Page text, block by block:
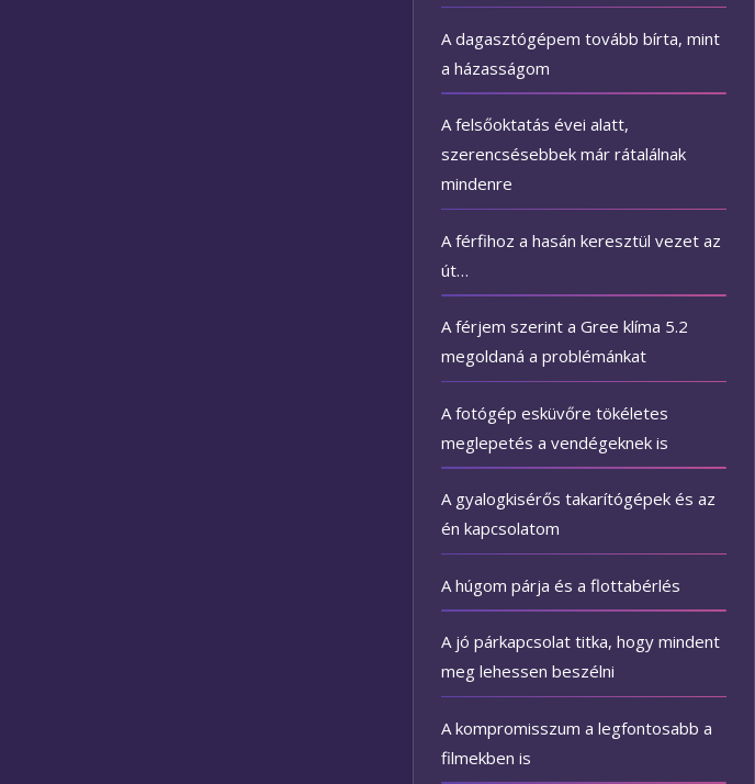
A dagasztógépem tovább bírta, mint
a házasságom
A felsőoktatás évei alatt,
szerencsésebbek már rátalálnak
mindenre
A férfihoz a hasán keresztül vezet az
út…
A férjem szerint a Gree klíma 5.2
megoldaná a problémánkat
A fotógép esküvőre tökéletes
meglepetés a vendégeknek is
A gyalogkisérős takarítógépek és az
én kapcsolatom
A húgom párja és a flottabérlés
A jó párkapcsolat titka, hogy mindent
meg lehessen beszélni
A kompromisszum a legfontosabb a
filmekben is